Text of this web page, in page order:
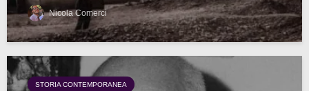
Nicola Comerci
STORIA CONTEMPORANEA